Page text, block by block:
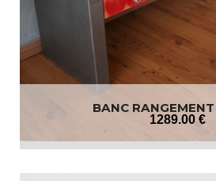
BANC
1289.00 €